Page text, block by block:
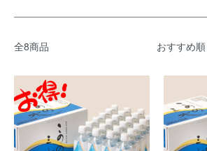
全8商品 おすすめ順